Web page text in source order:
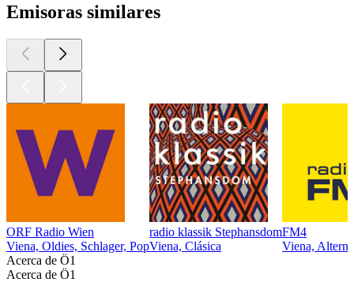
Emisoras similares
ORF Radio Wien
Viena, Oldies, Schlager, Pop
radio klassik Stephansdom
Viena, Clásica
FM4
Viena,
Acerca de Ö1
Acerca de Ö1